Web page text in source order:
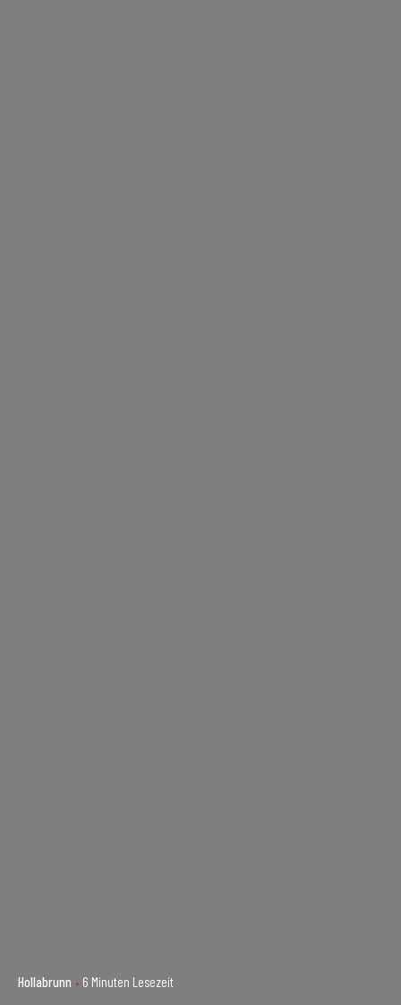
Hollabrunn 6 Minuten Lesezeit